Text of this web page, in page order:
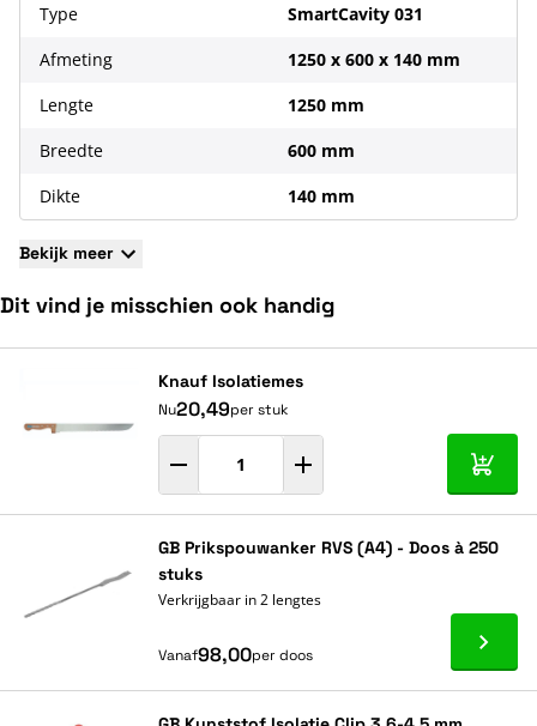
De glaswolplaat is eenvoudig op maat te snijden.
Type
SmartCavity 031
Afmeting
1250 x 600 x 140 mm
Lengte
1250 mm
Breedte
600 mm
Dikte
140 mm
Bekijk meer
Dit vind je misschien ook handig
Knauf Isolatiemes
Nu20,49per stuk
In
GB Prikspouwanker RVS (A4) - Doos à 250
stuks
Verkrijgbaar in 2 lengtes
Vanaf98,00per doos Ga